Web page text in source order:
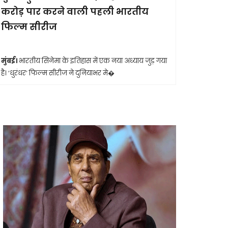
करोड़ पार करने वाली पहली भारतीय
फिल्म सीरीज
मुंबई। भारतीय सिनेमा के इतिहास में एक नया अध्याय जुड़ गया
है। ‘धुरंधर’ फिल्म सीरीज ने दुनियाभर मे�